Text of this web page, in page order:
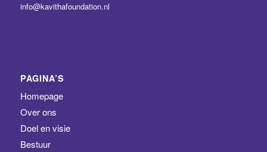
info@kavithafoundation.nl
PAGINA’S
Homepage
Over ons
Doel en visie
Bestuur